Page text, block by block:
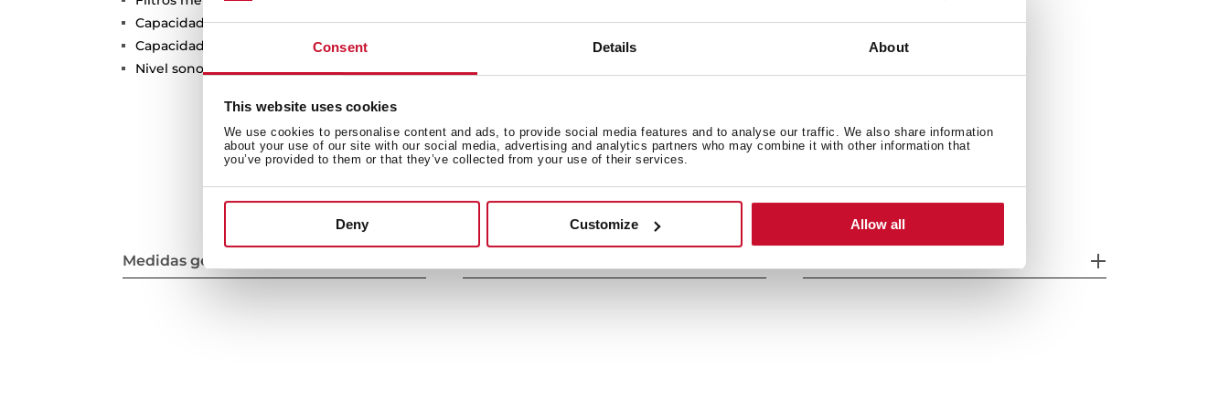
Consent Details About
This website uses cookies
We use cookies to personalise content and ads, to provide social media features and to analyse our traffic. We also share information
about your use of our site with our social media, advertising and analytics partners who may combine it with other information that
you’ve provided to them or that they’ve collected from your use of their services.
Deny Customize Allow all
Capacidad de extracción máxima: 250 m³/h
Capacidad de extracción UNE-EN-61591: 149 m³/h
Nivel sonoro: min. 44 –máx. 66 dB
Dimensiones
Exterior (Alto/Ancho/Fondo): 150/600/500 mm
Medidas generales